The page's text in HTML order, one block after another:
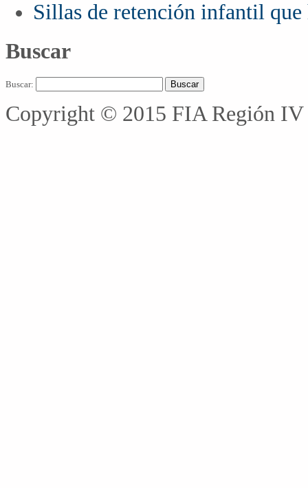
Sillas de retención infantil que
Buscar
Buscar:
Copyright © 2015 FIA Región